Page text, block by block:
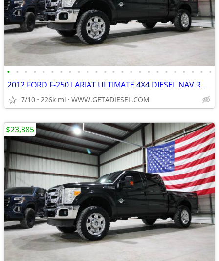
• • • • • • • • • • • • • • • • • • • • • • • •
2012 FORD F-250 LARIAT ULTIMATE 4X4 DIESEL NAV ROOF NEW 35'S B&W HITCH
7/10 226k mi WWW.GETADIESEL.COM
$23,885